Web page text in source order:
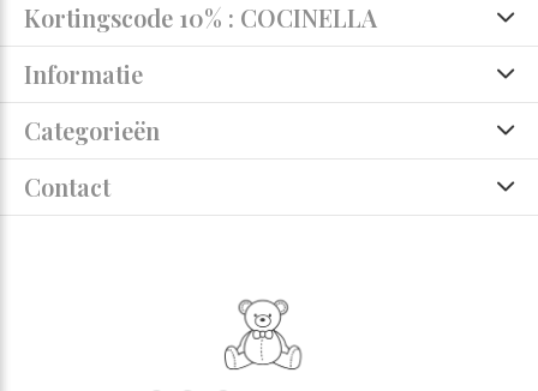
Kortingscode 10% : COCINELLA
Informatie
Categorieën
Contact